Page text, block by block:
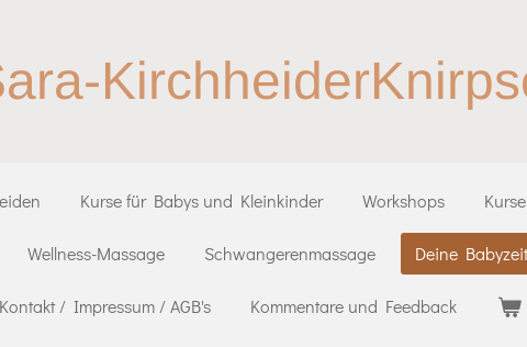
Kurse für Babys und Kleinkinder Workshops
Wellness-Massage Schwangerenmassage Deine Babyzeit
Kontakt / Impressum / AGB's Kommentare und Feedback